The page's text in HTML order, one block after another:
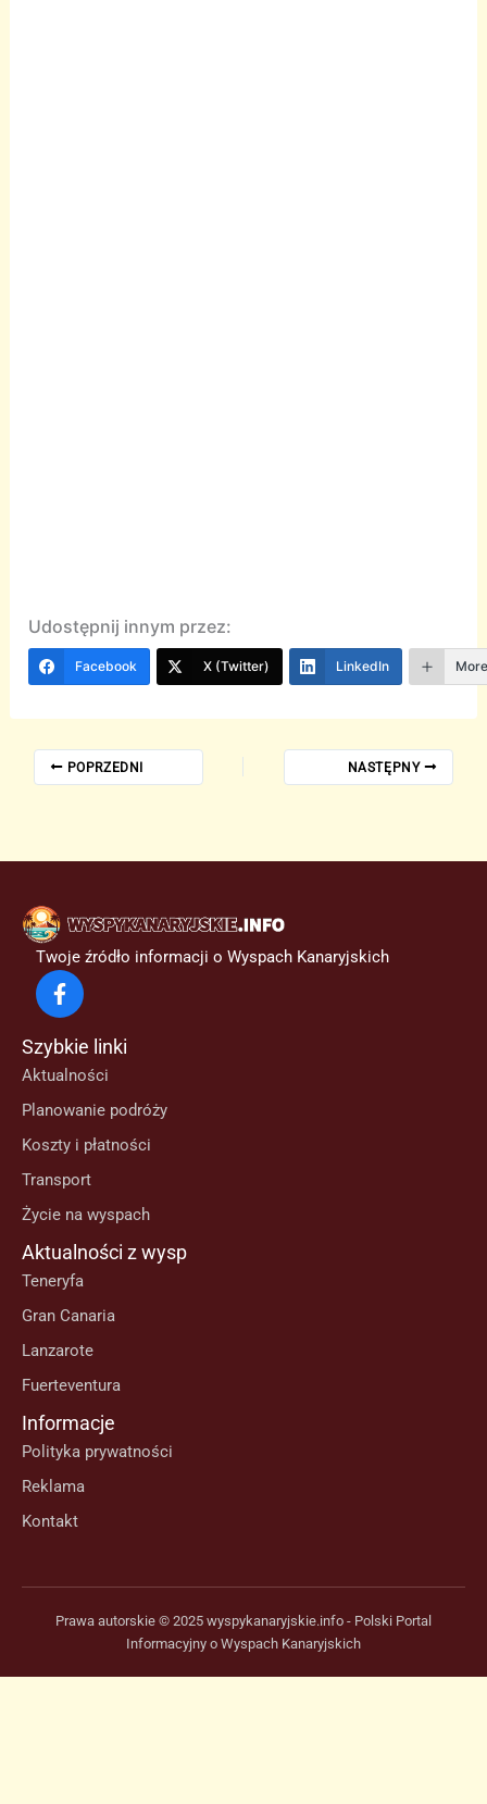
Udostępnij innym przez:
Facebook X (Twitter) LinkedIn
POPRZEDNI NASTĘPNY
Twoje źródło informacji o Wyspach Kanaryjskich
Szybkie linki
Aktualności
Planowanie podróży
Koszty i płatności
Transport
Życie na wyspach
Aktualności z wysp
Teneryfa
Gran Canaria
Lanzarote
Fuerteventura
Informacje
Polityka prywatności
Reklama
Kontakt
Prawa autorskie © 2025 wyspykanaryjskie.info - Polski Portal
Informacyjny o Wyspach Kanaryjskich